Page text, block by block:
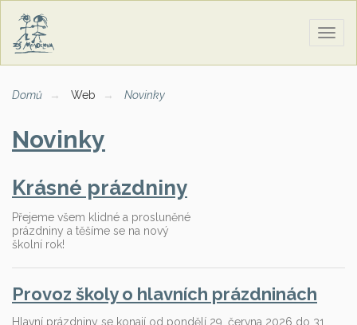
Domů Web Novinky
Novinky
Krásné prázdniny
Přejeme všem klidné a prosluněné
prázdniny a těšíme se na nový
školní rok!
Provoz školy o hlavních prázdninách
Hlavní prázdniny se konají od pondělí 29. června 2026 do 31.